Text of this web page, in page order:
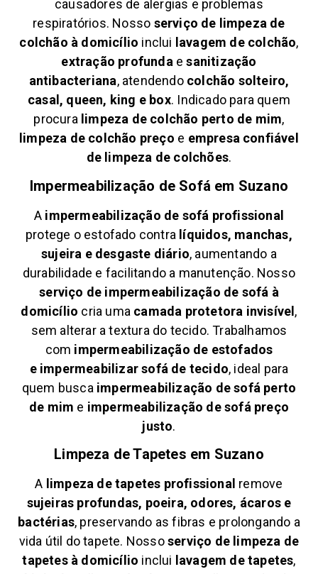
causadores de alergias e problemas
respiratórios. Nosso serviço de limpeza de
colchão à domicílio inclui lavagem de colchão,
extração profunda esanitização
antibacteriana, atendendo colchão solteiro,
casal, queen, king e box. Indicado para quem
procura limpeza de colchão perto de mim,
limpeza de colchão preço e empresa confiável
de limpeza de colchões.
Impermeabilização de Sofá em Suzano
A impermeabilização de sofá profissional
protege o estofado contra líquidos, manchas,
sujeira e desgaste diário, aumentando a
durabilidade e facilitando a manutenção. Nosso
serviço de impermeabilização de sofá à
domicílio cria uma camada protetora invisível,
sem alterar a textura do tecido. Trabalhamos
com impermeabilização de estofados
e impermeabilizar sofá de tecido, ideal para
quem busca impermeabilização de sofá perto
de mim e impermeabilização de sofá preço
justo.
Limpeza de Tapetes em Suzano
A limpeza de tapetes profissional remove
sujeiras profundas, poeira, odores, ácaros e
bactérias, preservando as fibras e prolongando a
vida útil do tapete. Nossoserviço de limpeza de
tapetes à domicílio inclui lavagem de tapetes,